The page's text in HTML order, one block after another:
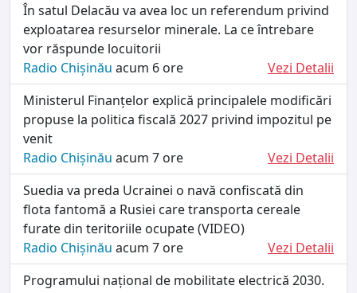
În satul Delacău va avea loc un referendum privind
exploatarea resurselor minerale. La ce întrebare
vor răspunde locuitorii
Radio Chișinău acum 6 ore
Vezi Detalii
Ministerul Finanțelor explică principalele modificări
propuse la politica fiscală 2027 privind impozitul pe
venit
Radio Chișinău acum 7 ore
Vezi Detalii
Suedia va preda Ucrainei o navă confiscată din
flota fantomă a Rusiei care transporta cereale
furate din teritoriile ocupate (VIDEO)
Radio Chișinău acum 7 ore
Vezi Detalii
Programului național de mobilitate electrică 2030.